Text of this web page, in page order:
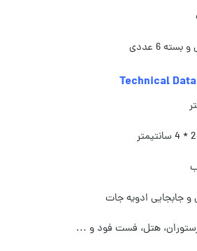
6 عددی
و جابجایی ادویه جات
هتل، فست فود و ...